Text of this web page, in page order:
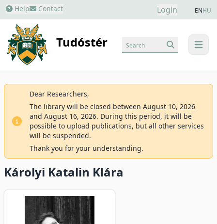
Help Contact Login ENHU
Tudóstér menu
Search
Dear Researchers,
The library will be closed between August 10, 2026
and August 16, 2026. During this period, it will be
possible to upload publications, but all other services
will be suspended.
Thank you for your understanding.
Károlyi Katalin Klára